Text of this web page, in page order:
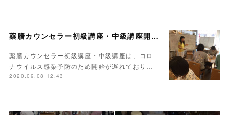
薬膳カウンセラー初級講座・中級講座開講しました
薬膳カウンセラー初級講座・中級講座は、コロ
ナウイルス感染予防のため開始が遅れており…
2020.09.08 12:43